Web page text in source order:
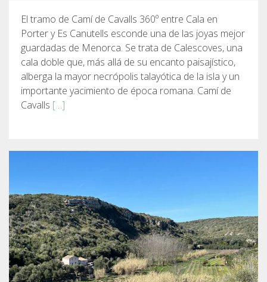
El tramo de Camí de Cavalls 360º entre Cala en
Porter y Es Canutells esconde una de las joyas mejor
guardadas de Menorca. Se trata de Calescoves, una
cala doble que, más allá de su encanto paisajístico,
alberga la mayor necrópolis talayótica de la isla y un
importante yacimiento de época romana. Camí de
Cavalls […]